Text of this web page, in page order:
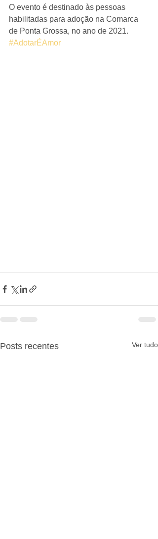
O evento é destinado às pessoas
habilitadas para adoção na Comarca
de Ponta Grossa, no ano de 2021.
#AdotarÉAmor
Posts recentes Ver tudo